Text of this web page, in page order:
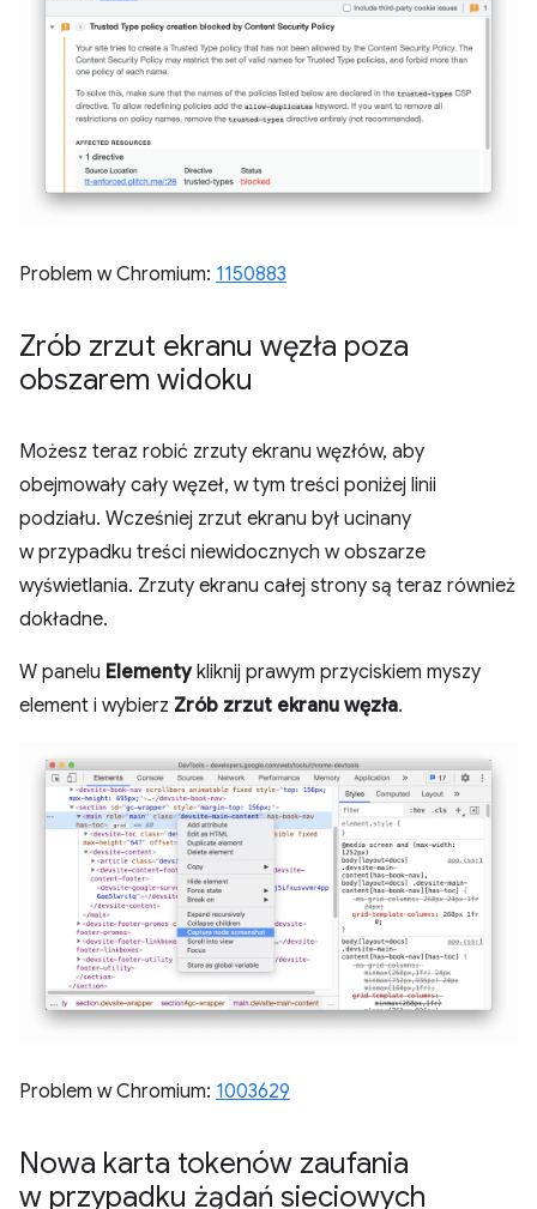
Problem w Chromium: 1150883
Zrób zrzut ekranu węzła poza
obszarem widoku
Możesz teraz robić zrzuty ekranu węzłów, aby
obejmowały cały węzeł, w tym treści poniżej linii
podziału. Wcześniej zrzut ekranu był ucinany
w przypadku treści niewidocznych w obszarze
wyświetlania. Zrzuty ekranu całej strony są teraz również
dokładne.
W panelu Elementykliknij prawym przyciskiem myszy
element i wybierz Zrób zrzut ekranu węzła.
Problem w Chromium: 1003629
Nowa karta tokenów zaufania
w przypadku żądań sieciowych